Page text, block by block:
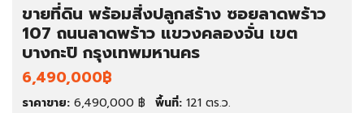
ขายที่ดิน พร้อมสิ่งปลูกสร้าง ซอยลาดพร้าว
107 ถนนลาดพร้าว แขวงคลองจั่น เขต
บางกะปิ กรุงเทพมหานคร
6,490,000฿
ราคาขาย: 6,490,000 ฿ พื้นที่: 121 ตร.ว.